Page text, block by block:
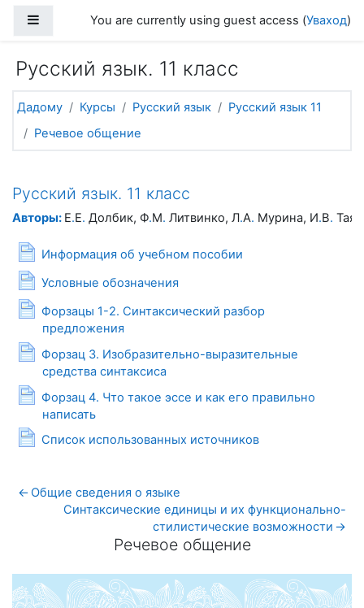
Side panelYou are currently using guest access (Уваход)
Русский язык. 11 класс
Дадому Курсы Русский язык
Русский язык 11
Речевое общение
Русский язык. 11 класс
Авторы: Е.Е. Долбик, Ф.М. Литвинко, Л.А. Мурина, И.В.
Информация об учебном пособии
Page
Условные обозначения
Page
Форзацы 1-2. Синтаксический разбор
предложения
Page
Форзац 3. Изобразительно-выразительные
средства синтаксиса
Page
Форзац 4. Что такое эссе и как его правильно
написать
Page
Список использованных источников
Page
←Общие сведения о языке
Синтаксические единицы и их функционально-
стилистические возможности →
Речевое общение
Речевое общение